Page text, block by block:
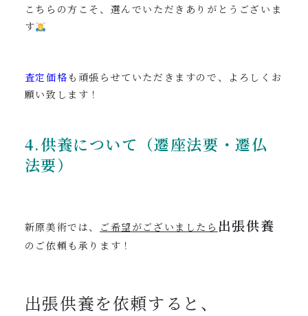
こちらの方こそ、選んでいただきありがとうございま
す
査定価格 も頑張らせていただきますので、よろしくお
願い致します！
4.供養について（遷座法要・遷仏
法要）
新原美術では、 ご希望がございましたら 出張供養
のご依頼も承ります！
出張供養を依頼すると、